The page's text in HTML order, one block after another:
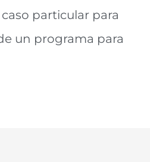
particular para
un programa para